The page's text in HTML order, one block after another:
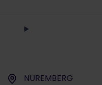
NUREMBERG